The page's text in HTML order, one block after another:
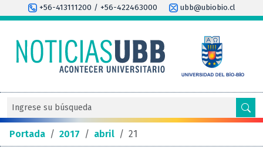
+56-413111200 / +56-422463000 ubb@ubiobio.cl
Portada / 2017 / abril / 21